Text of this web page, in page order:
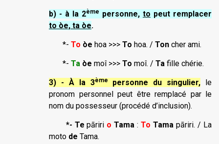
b) - à la 2ème personne, to peut remplacer
to òe, ta òe.
*- To òe hoa >>> To hoa. / Ton cher ami.
*- Ta òe moî >>> To moî. / Ta fille chérie.
3) - À la 3ème personne du singulier, le
pronom personnel peut être remplacé par le
nom du possesseur (procédé d’inclusion).
*- Te pāriri o Tama:To Tama pāriri. / La
moto de Tama.